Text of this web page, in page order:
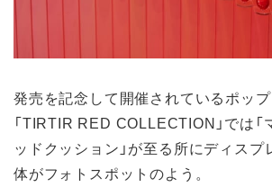
発売を記念して開催されているポッ
「TIRTIR RED COLLECTION」では
ッドクッション」が至る所にディス
体がフォトスポットのよう。